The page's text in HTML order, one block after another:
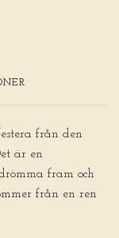
från den
är en
fram och
från en ren